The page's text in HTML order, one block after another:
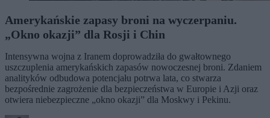
Amerykańskie zapasy broni na wyczerpaniu.
„Okno okazji” dla Rosji i Chin
Intensywna wojna z Iranem doprowadziła do gwałtownego
uszczuplenia amerykańskich zapasów nowoczesnej broni. Zdaniem
analityków odbudowa potencjału potrwa lata, co stwarza
bezpośrednie zagrożenie dla bezpieczeństwa w Europie i Azji oraz
otwiera niebezpieczne „okno okazji” dla Moskwy i Pekinu.